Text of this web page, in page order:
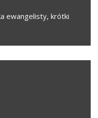
ewangelisty, krótki